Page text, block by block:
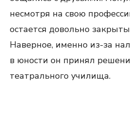
несмотря на свою
остается довольно
Наверное, именно из-за
в юности он принял
театрального училища.